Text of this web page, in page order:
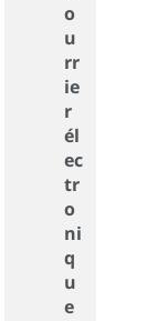
o
u
rr
ie
r
él
ec
tr
o
ni
q
u
e